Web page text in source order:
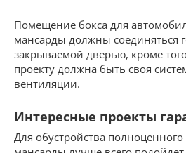
Помещение бокса для
мансарды должны соединяться
закрываемой дверью, кроме
проекту должна быть своя
вентиляции.
Интересные проекты
Для обустройства